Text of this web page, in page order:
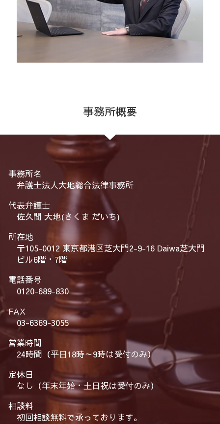
事務所概要
事務所名
弁護士法人大地総合法律事務所
代表弁護士
佐久間 大地(さくま だいち)
所在地
〒105-0012 東京都港区芝大門2-9-16 Daiwa芝大門
ビル6階・7階
電話番号
0120-689-830
FAX
03-6369-3055
営業時間
24時間（平日18時～9時は受付のみ）
定休日
なし（年末年始・土日祝は受付のみ）
相談料
初回相談無料で承っております。